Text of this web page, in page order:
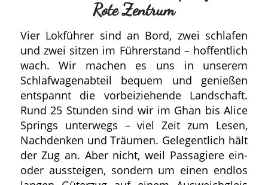
Rote Zentrum
Vier Lokführer sind an Bord, zwei schlafen
und zwei sitzen im Führerstand – hoffentlich
wach. Wir machen es uns in unserem
Schlafwagenabteil bequem und genießen
entspannt die vorbeiziehende Landschaft.
Rund 25 Stunden sind wir im Ghan bis Alice
Springs unterwegs – viel Zeit zum Lesen,
Nachdenken und Träumen. Gelegentlich hält
der Zug an. Aber nicht, weil Passagiere ein-
oder aussteigen, sondern um einen endlos